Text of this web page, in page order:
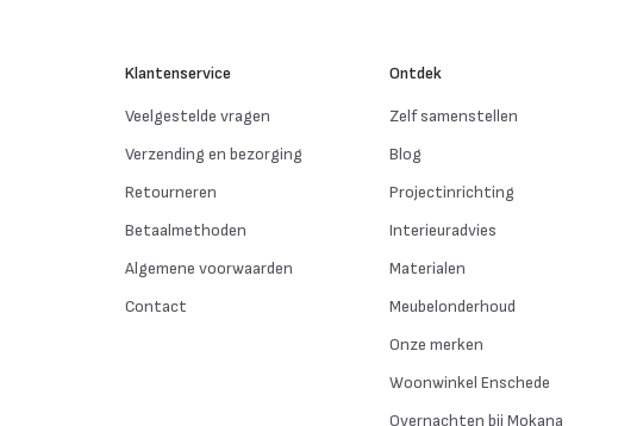
Klantenservice
Veelgestelde vragen
Verzending en bezorging
Retourneren
Betaalmethoden
Algemene voorwaarden
Contact
Ontdek
Zelf samenstellen
Blog
Projectinrichting
Interieuradvies
Materialen
Meubelonderhoud
Onze merken
Woonwinkel Enschede
Overnachten bij Mokana